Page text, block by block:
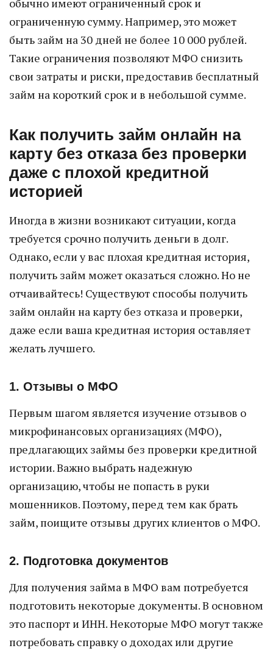
обычно имеют ограниченный срок и
ограниченную сумму. Например, это может
быть займ на 30 дней не более 10 000 рублей.
Такие ограничения позволяют МФО снизить
свои затраты и риски, предоставив бесплатный
займ на короткий срок и в небольшой сумме.
Как получить займ онлайн на
карту без отказа без проверки
даже с плохой кредитной
историей
Иногда в жизни возникают ситуации, когда
требуется срочно получить деньги в долг.
Однако, если у вас плохая кредитная история,
получить займ может оказаться сложно. Но не
отчаивайтесь! Существуют способы получить
займ онлайн на карту без отказа и проверки,
даже если ваша кредитная история оставляет
желать лучшего.
1. Отзывы о МФО
Первым шагом является изучение отзывов о
микрофинансовых организациях (МФО),
предлагающих займы без проверки кредитной
истории. Важно выбрать надежную
организацию, чтобы не попасть в руки
мошенников. Поэтому, перед тем как брать
займ, поищите отзывы других клиентов о МФО.
2. Подготовка документов
Для получения займа в МФО вам потребуется
подготовить некоторые документы. В основном
это паспорт и ИНН. Некоторые МФО могут также
потребовать справку о доходах или другие